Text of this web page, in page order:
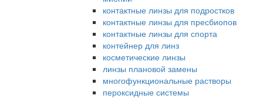
контактные линзы для подростков
контактные линзы для пресбиопов
контактные линзы для спорта
контейнер для линз
косметические линзы
линзы плановой замены
многофункциональные растворы
пероксидные системы